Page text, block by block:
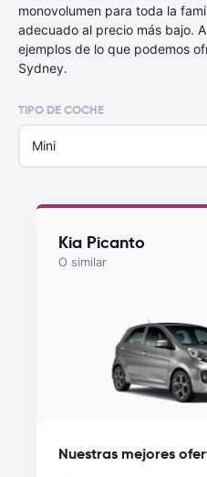
monovolumen para toda la
adecuado al precio más bajo.
ejemplos de lo que podemos
Sydney.
TIPO DE COCHE
Mini
Kia Picanto
O similar
Nuestras mejores